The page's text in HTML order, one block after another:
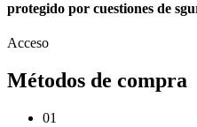
protegido por cuestiones de
Acceso
Métodos de compra
01